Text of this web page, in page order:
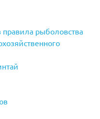
рыболовства